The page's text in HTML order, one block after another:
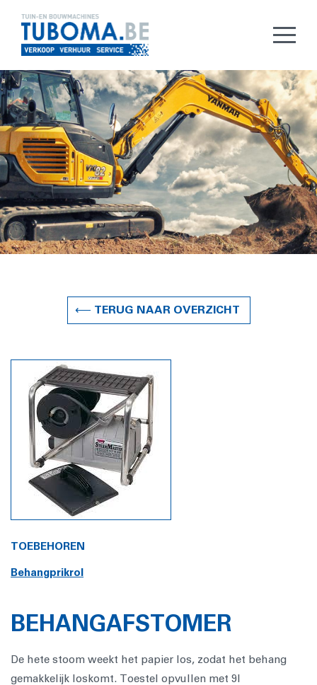
⟵ TERUG NAAR OVERZICHT
TOEBEHOREN
Behangprikrol
BEHANGAFSTOMER
De hete stoom weekt het papier los, zodat het behang
gemakkelijk loskomt. Toestel opvullen met 9l